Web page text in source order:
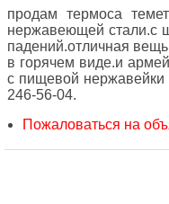
продам термоса
нержавеющей стали.с
падений.отличная
в горячем виде.и
с пищевой нержавейки
246-56-04.
Пожаловаться на